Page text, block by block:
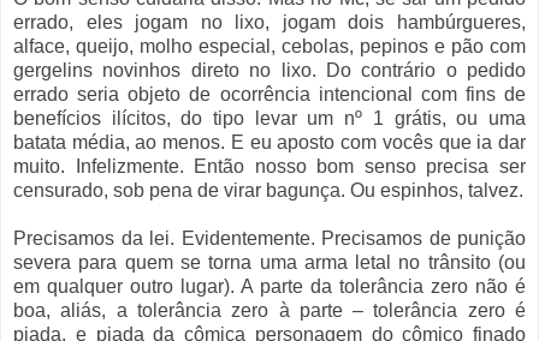
errado, eles jogam no lixo, jogam dois hambúrgueres,
alface, queijo, molho especial, cebolas, pepinos e pão com
gergelins novinhos direto no lixo. Do contrário o pedido
errado seria objeto de ocorrência intencional com fins de
benefícios ilícitos, do tipo levar um nº 1 grátis, ou uma
batata média, ao menos. E eu aposto com vocês que ia dar
muito. Infelizmente. Então nosso bom senso precisa ser
censurado, sob pena de virar bagunça. Ou espinhos, talvez.
Precisamos da lei. Evidentemente. Precisamos de punição
severa para quem se torna uma arma letal no trânsito (ou
em qualquer outro lugar). A parte da tolerância zero não é
boa, aliás, a tolerância zero à parte – tolerância zero é
piada, e piada da cômica personagem do cômico finado